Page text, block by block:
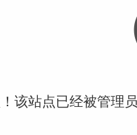
该站点已经被管理